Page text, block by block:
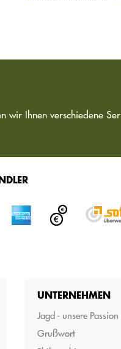
wir Ihnen verschiedene
UNTERNEHMEN
Jagd - unsere Passion
Grußwort